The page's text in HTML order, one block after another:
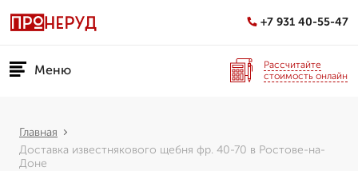
+7 931 40-55-47
Меню
Рассчитайте
стоимость онлайн
Главная
Доставка известнякового щебня фр. 40-70 в Ростове-на-
Доне